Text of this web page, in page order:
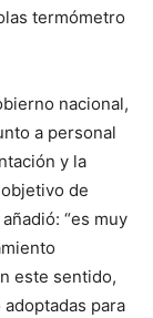
termómetro
nacional,
a personal
y la
de
“es muy
este sentido,
para